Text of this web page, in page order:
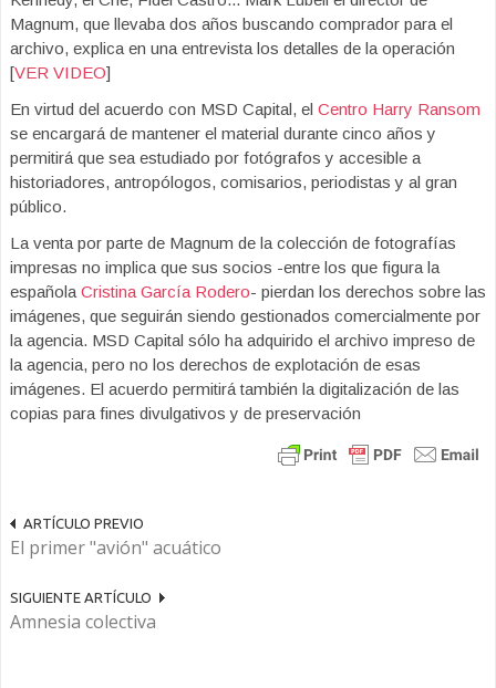
Magnum, que llevaba dos años buscando comprador para el
archivo, explica en una entrevista los detalles de la operación
[VER VIDEO]
En virtud del acuerdo con MSD Capital, el Centro Harry Ransom
se encargará de mantener el material durante cinco años y
permitirá que sea estudiado por fotógrafos y accesible a
historiadores, antropólogos, comisarios, periodistas y al gran
público.
La venta por parte de Magnum de la colección de fotografías
impresas no implica que sus socios -entre los que figura la
española Cristina García Rodero- pierdan los derechos sobre las
imágenes, que seguirán siendo gestionados comercialmente por
la agencia. MSD Capital sólo ha adquirido el archivo impreso de
la agencia, pero no los derechos de explotación de esas
imágenes. El acuerdo permitirá también la digitalización de las
copias para fines divulgativos y de preservación
ARTÍCULO PREVIO
El primer "avión" acuático
SIGUIENTE ARTÍCULO
Amnesia colectiva